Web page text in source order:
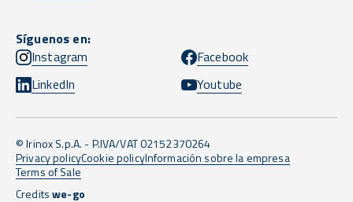
Síguenos en:
Instagram
Facebook
LinkedIn
Youtube
© Irinox S.p.A. - P.IVA/VAT 02152370264
Privacy policyCookie policyInformación sobre la empresa
Terms of Sale
Creditswe-go